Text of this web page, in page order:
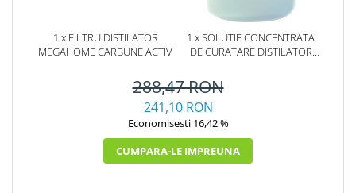
1 x FILTRU DISTILATOR
MEGAHOME CARBUNE ACTIV
1 x SOLUTIE CONCENTRATA
DE CURATARE DISTILATOR
288,47 RON
241,10 RON
Economisesti 16,42 %
CUMPARA-LE IMPREUNA